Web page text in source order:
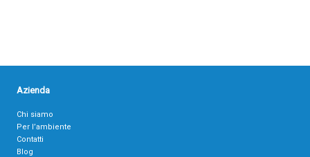
Azienda
Chi siamo
Per l’ambiente
Contatti
Blog